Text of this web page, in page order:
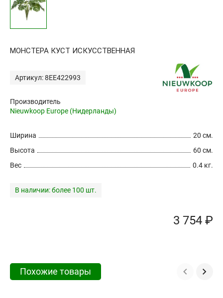
МОНСТЕРА КУСТ ИСКУССТВЕННАЯ
Артикул: 8EE422993
Производитель
Nieuwkoop Europe (Нидерланды)
20 см.
Ширина
60 см.
Высота
0.4 кг.
Вес
В наличии:более 100 шт.
3 754 ₽
Похожие товары